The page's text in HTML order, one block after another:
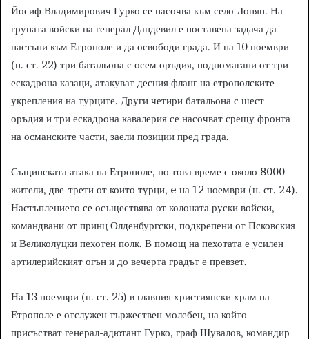
Йосиф Владимирович Гурко се насочва към село Лопян. На
групата войски на генерал Дандевил е поставена задача да
настъпи към Етрополе и да освободи града. И на 10 ноември
(н. ст. 22) три батальона с осем оръдия, подпомагани от три
ескадрона казаци, атакуват десния фланг на етрополските
укрепления на турците. Други четири батальона с шест
оръдия и три ескадрона кавалерия се насочват срещу фронта
на османските части, заели позиции пред града.
Същинската атака на Етрополе, по това време с около 8000
жители, две-трети от които турци, e на 12 ноември (н. ст. 24).
Настъплението се осъществява от колоната руски войски,
командвани от принц Олденбургски, подкрепени от Псковския
и Великолуцки пехотен полк. В помощ на пехотата е усилен
артилерийският огън и до вечерта градът е превзет.
На 13 ноември (н. ст. 25) в главния християнски храм на
Етрополе е отслужен тържествен молебен, на който
присъстват генерал-адютант Гурко, граф Шувалов, командир